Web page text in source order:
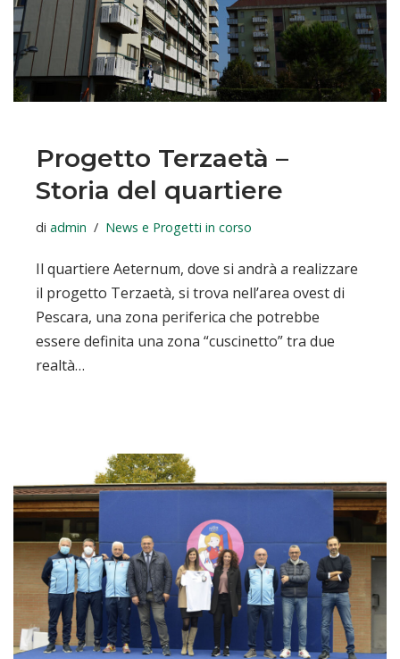
Progetto Terzaetà –
Storia del quartiere
di admin News e Progetti in corso
Il quartiere Aeternum, dove si andrà a realizzare
il progetto Terzaetà, si trova nell’area ovest di
Pescara, una zona periferica che potrebbe
essere definita una zona “cuscinetto” tra due
realtà…